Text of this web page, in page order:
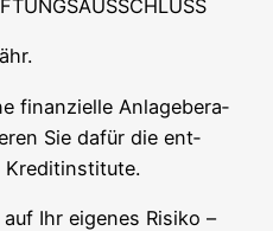
finan­zi­el­le Anla­ge­be­ra­
Sie dafür die ent­
Kreditinstitute.
Ihr eige­nes Risi­ko –